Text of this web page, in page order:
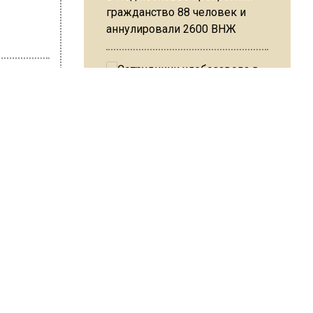
гражданство 88 человек и
аннулировали 2600 ВНЖ